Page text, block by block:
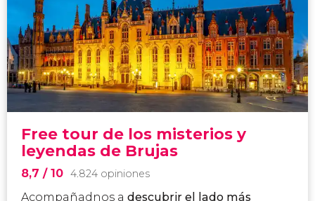
Free tour de los misterios y
leyendas de Brujas
8,7 / 10 4.824 opiniones
Acompañadnos a descubrir el
lado más